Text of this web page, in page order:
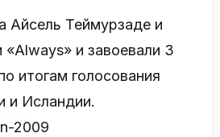
Айсель Теймурзаде и
и завоевали 3
итогам голосования
и Исландии.